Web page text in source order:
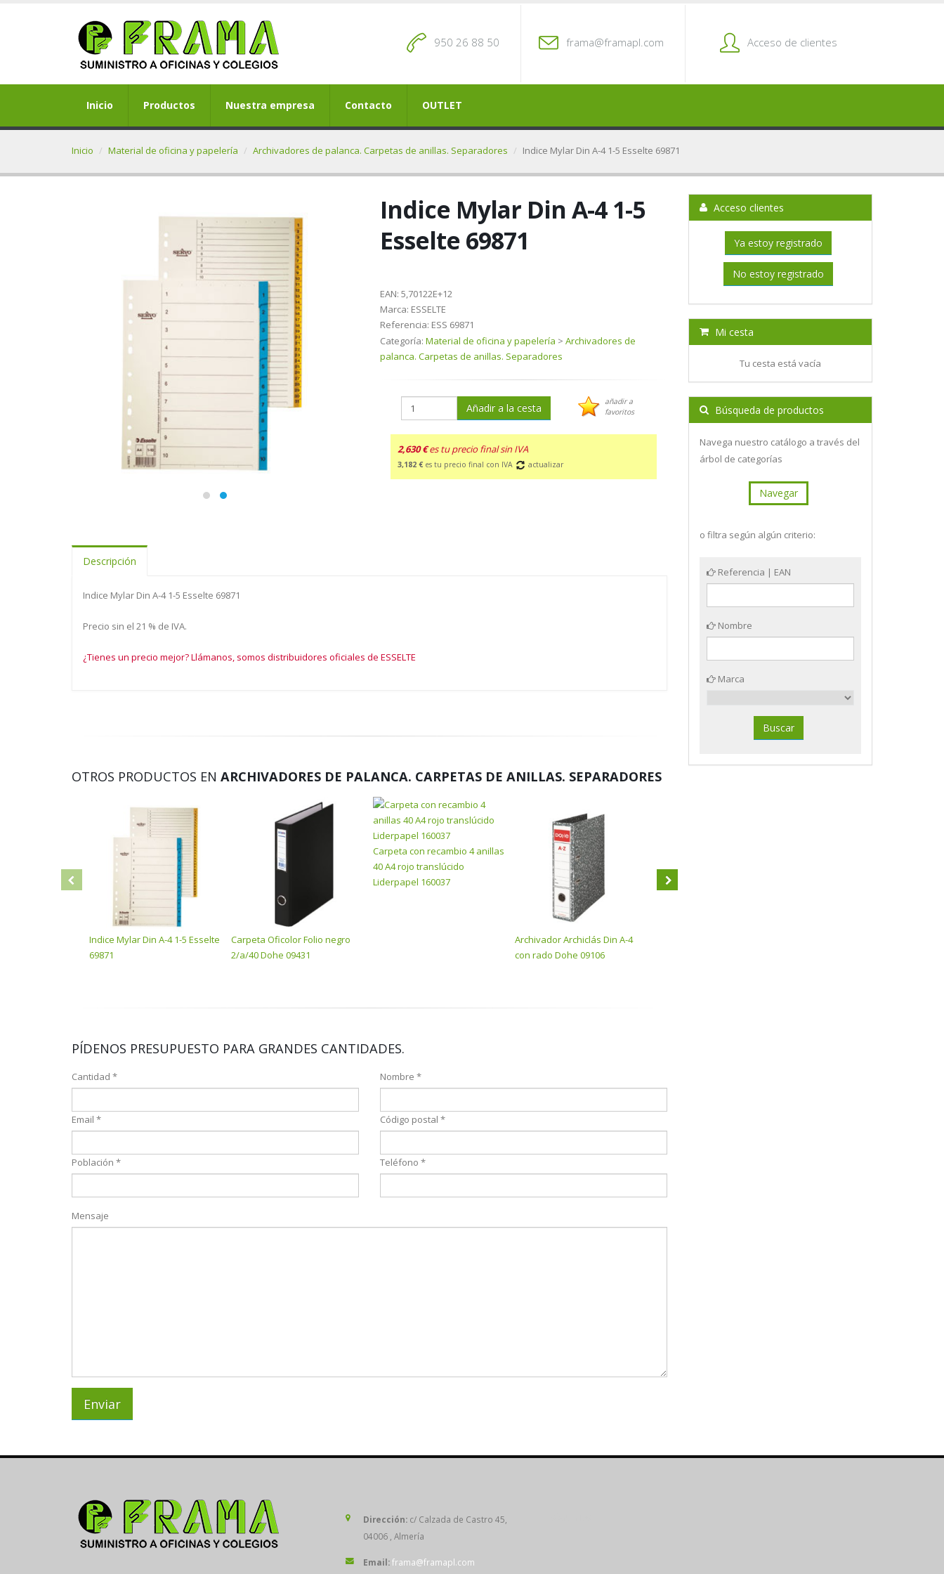
950 26 88 50 frama@framapl.com Acceso de clientes
Inicio Productos Nuestra empresa Contacto OUTLET
Inicio Material de oficina y papelería Archivadores de palanca. Carpetas de anillas. Separadores Indice Mylar Din A-4 1-5 Esselte 69871
Indice Mylar Din A-4 1-5
Esselte 69871
EAN: 5,70122E+12
Marca: ESSELTE
Referencia: ESS 69871
Categoría: Material de oficina y papelería > Archivadores de
palanca. Carpetas de anillas. Separadores
Añadir a la cesta
añadir a
favoritos
2,630 €es tu precio final sin IVA
3,182 € es tu precio final con IVA actualizar
Descripción
Indice Mylar Din A-4 1-5 Esselte 69871
Precio sin el 21 % de IVA.
¿Tienes un precio mejor? Llámanos, somos distribuidores oficiales de ESSELTE
OTROS PRODUCTOS EN ARCHIVADORES DE PALANCA. CARPETAS DE ANILLAS. SEPARADORES
Indice Mylar Din A-4 1-5 Esselte
69871
Carpeta Oficolor Folio negro
2/a/40 Dohe 09431
Carpeta con recambio 4 anillas
40 A4 rojo translúcido
Liderpapel 160037
Archivador Archiclás Din A-4
con rado Dohe 09106
PÍDENOS PRESUPUESTO PARA GRANDES CANTIDADES.
Cantidad * Nombre *
Email * Código postal *
Población * Teléfono *
Mensaje
Acceso clientes
Ya estoy registrado
No estoy registrado
Mi cesta
Tu cesta está vacía
Búsqueda de productos
Navega nuestro catálogo a través del
árbol de categorías
Navegar
o filtra según algún criterio:
Referencia | EAN
Nombre
Marca
Dirección: c/ Calzada de Castro 45,
04006 , Almería
Email:frama@framapl.com